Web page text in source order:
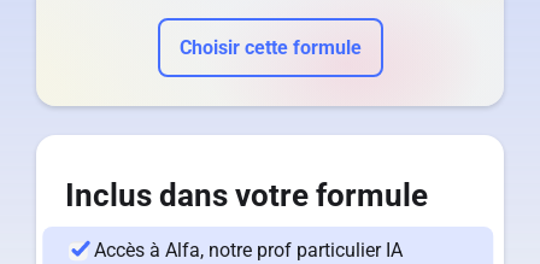
Choisir cette formule
Inclus dans votre formule
Accès à Alfa, notre prof particulier IA